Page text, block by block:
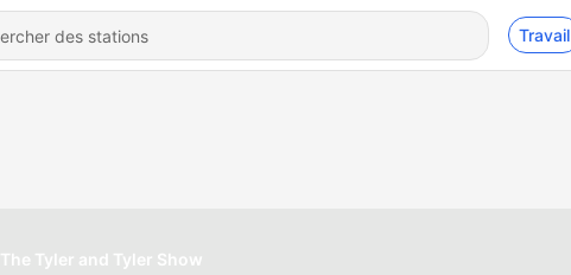
Travail
The Tyler and Tyler Show